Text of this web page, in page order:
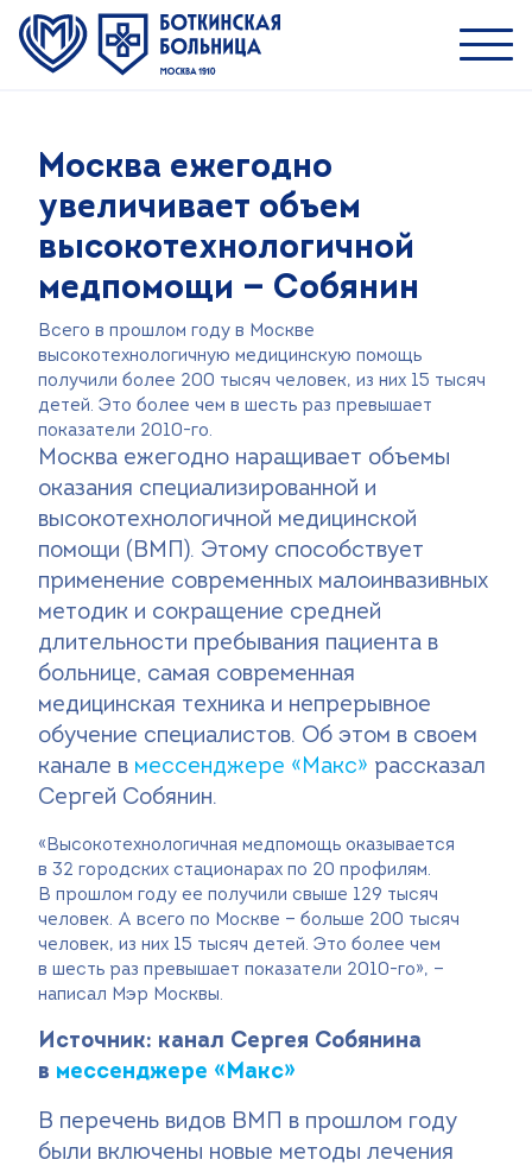
Специалистам
О ММНКЦ им. С.П. Боткина
Найти врача
Лечение
Пациентам и посетителям
Платные услуги
Медицинский туризм
Контакты
Поиск
Версия для слабовидящих
+7 (499) 490-03-03
8:00-20:00 будни
Записаться на прием
Москва ежегодно
увеличивает объем
высокотехнологичной
медпомощи — Собянин
Всего в прошлом году в Москве
высокотехнологичную медицинскую помощь
получили более 200 тысяч человек, из них 15 тысяч
детей. Это более чем в шесть раз превышает
показатели 2010-го.
Москва ежегодно наращивает объемы
оказания специализированной и
высокотехнологичной медицинской
помощи (ВМП). Этому способствует
применение современных малоинвазивных
методик и сокращение средней
длительности пребывания пациента в
больнице, самая современная
медицинская техника и непрерывное
обучение специалистов. Об этом в своем
канале в мессенджере «Макс» рассказал
Сергей Собянин.
«Высокотехнологичная медпомощь оказывается
в 32 городских стационарах по 20 профилям.
В прошлом году ее получили свыше 129 тысяч
человек. А всего по Москве — больше 200 тысяч
человек, из них 15 тысяч детей. Это более чем
в шесть раз превышает показатели 2010-го», —
написал Мэр Москвы.
Источник: канал Сергея Собянина
в мессенджере «Макс»
В перечень видов ВМП в прошлом году
были включены новые методы лечения